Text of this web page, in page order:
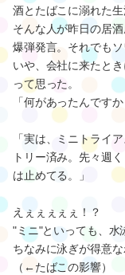
酒とたばこに溺れた生
そんな人が昨日の居
爆弾発言。それでも
いや、会社に来たと
って思った。
「何があったんです
「実は、ミニトライ
トリー済み。先々週
は止めてる。」
えぇぇぇぇぇ！？
"ミニ"といっても、水
ちなみに泳ぎが得意
（←たばこの影響）